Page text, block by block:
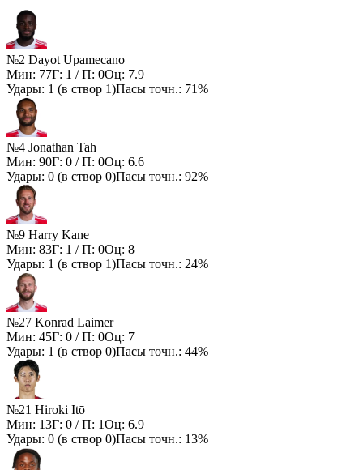
№2 Dayot Upamecano
Мин: 77Г: 1 / П: 0Оц: 7.9
Удары: 1 (в створ 1)Пасы точн.: 71%
№4 Jonathan Tah
Мин: 90Г: 0 / П: 0Оц: 6.6
Удары: 0 (в створ 0)Пасы точн.: 92%
№9 Harry Kane
Мин: 83Г: 1 / П: 0Оц: 8
Удары: 1 (в створ 1)Пасы точн.: 24%
№27 Konrad Laimer
Мин: 45Г: 0 / П: 0Оц: 7
Удары: 1 (в створ 0)Пасы точн.: 44%
№21 Hiroki Itō
Мин: 13Г: 0 / П: 1Оц: 6.9
Удары: 0 (в створ 0)Пасы точн.: 13%